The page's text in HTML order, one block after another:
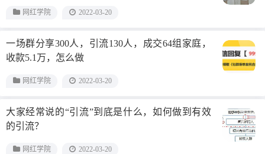
网红学院 2022-03-20
一场群分享300人，引流130人，成交64组家庭，
收款5.1万，怎么做
网红学院 2022-03-20
大家经常说的“引流”到底是什么，如何做到有效
的引流？
网红学院 2022-03-20